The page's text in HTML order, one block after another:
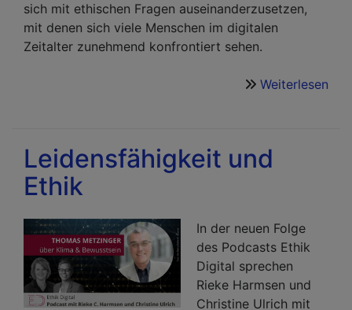
sich mit ethischen Fragen auseinanderzusetzen,
mit denen sich viele Menschen im digitalen
Zeitalter zunehmend konfrontiert sehen.
Weiterlesen
Leidensfähigkeit und
Ethik
In der neuen Folge
des Podcasts Ethik
Digital sprechen
Rieke Harmsen und
Christine Ulrich mit